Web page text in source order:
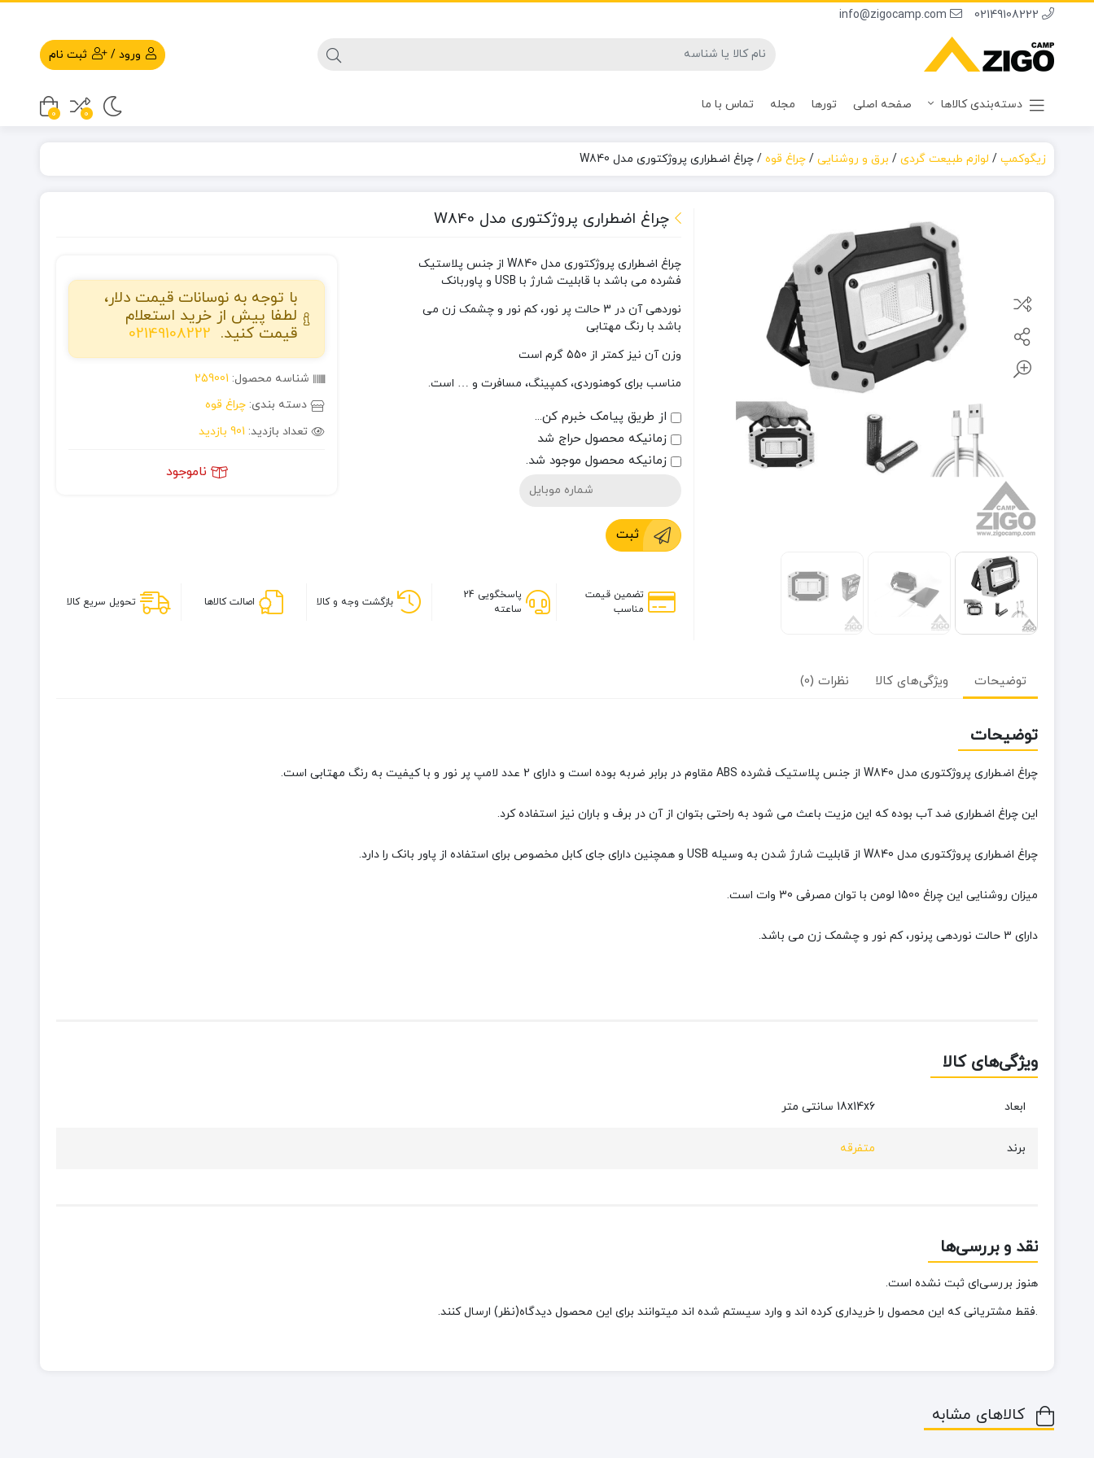
02149108222
info@zigocamp.com
ورود / ثبت نام
دسته‌بندی کالاها صفحه اصلی تورها مجله تماس با ما
0
0
زیگوکمپ/ لوازم طبیعت گردی/ برق و روشنایی/ چراغ قوه/ چراغ اضطراری پروژکتوری مدل W840
چراغ اضطراری پروژکتوری مدل W840
چراغ اضطراری پروژکتوری مدل W840 از جنس پلاستیک
فشرده می باشد با قابلیت شارژ با USB و پاوربانک
نوردهی آن در 3 حالت پر نور، کم نور و چشمک زن می
باشد با رنگ مهتابی
وزن آن نیز کمتر از 550 گرم است
مناسب برای کوهنوردی، کمپینگ، مسافرت و … است.
از طریق پیامک خبرم کن...
زمانیکه محصول حراج شد
زمانیکه محصول موجود شد.
ثبت
با توجه به نوسانات قیمت دلار،
لطفا پیش از خرید استعلام
قیمت کنید. 02149108222
شناسه محصول: 259001
دسته بندی: چراغ قوه
تعداد بازدید: 901 بازدید
ناموجود
تضمین قیمت
مناسب
پاسخگویی 24
ساعته
بازگشت وجه و کالا اصالت کالاها تحویل سریع کالا
توضیحات ویژگی‌های کالا نظرات (0)
توضیحات
چراغ اضطراری پروژکتوری مدل W840 از جنس پلاستیک فشرده ABS مقاوم در برابر ضربه بوده است و دارای 2 عدد لامپ پر نور و با کیفیت به رنگ مهتابی است.
این چراغ اضطراری ضد آب بوده که این مزیت باعث می شود به راحتی بتوان از آن در برف و باران نیز استفاده کرد.
چراغ اضطراری پروژکتوری مدل W840 از قابلیت شارژ شدن به وسیله USB و همچنین دارای جای کابل مخصوص برای استفاده از پاور بانک را دارد.
میزان روشنایی این چراغ 1500 لومن با توان مصرفی 30 وات است.
دارای 3 حالت نوردهی پرنور، کم نور و چشمک زن می باشد.
ویژگی‌های کالا
ابعاد 18x14x6 سانتی متر
برند متفرقه
نقد و بررسی‌ها
هنوز بررسی‌ای ثبت نشده است.
.فقط مشتریانی که این محصول را خریداری کرده اند و وارد سیستم شده اند میتوانند برای این محصول دیدگاه(نظر) ارسال کنند.
کالاهای مشابه